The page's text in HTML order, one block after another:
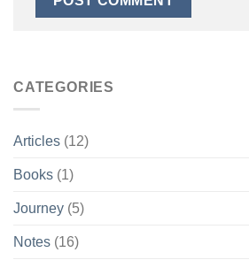
CATEGORIES
Articles (12)
Books (1)
Journey (5)
Notes (16)